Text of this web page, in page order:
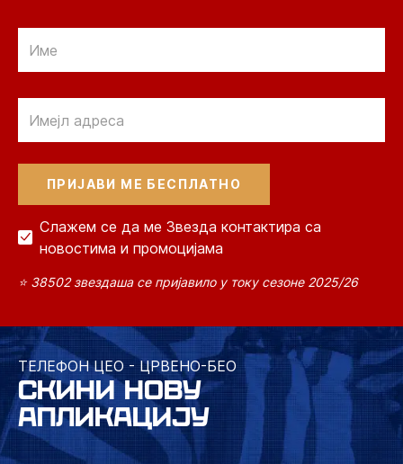
Слажем се да ме Звезда контактира са
новостима и промоцијама
⭐ 38502 звездаша се пријавило у току сезоне 2025/26
ТЕЛЕФОН ЦЕО - ЦРВЕНО-БЕО
СКИНИ НОВУ
АПЛИКАЦИЈУ